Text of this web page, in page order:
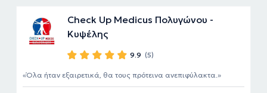
Check Up Medicus Πολυγώνου -
Κυψέλης
9.9 (5)
Όλα ήταν εξαιρετικά, θα τους πρότεινα ανεπιφύλακτα.